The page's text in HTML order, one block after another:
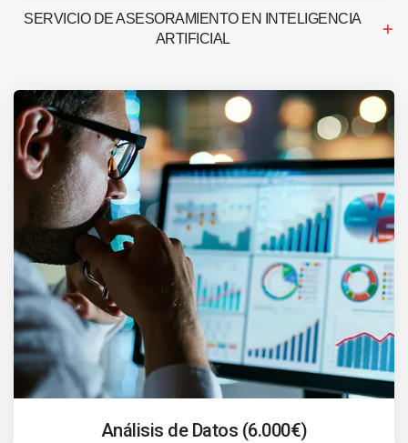
SERVICIO DE ASESORAMIENTO EN INTELIGENCIA
ARTIFICIAL
Análisis de Datos (6.000€)